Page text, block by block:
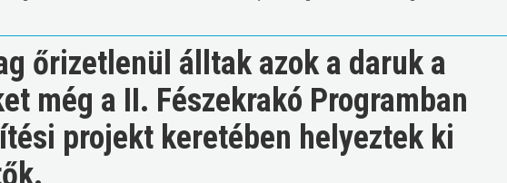
őrizetlenül álltak azok a daruk a
még a II. Fészekrakó Programban
projekt keretében helyeztek ki